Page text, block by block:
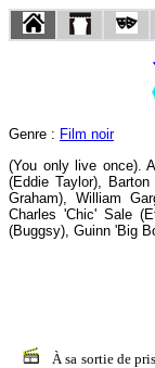
Genre : Film noir
(You only live once).
(Eddie Taylor),
Graham), William
Charles 'Chic' Sale
(Buggsy), Guinn 'Big
À sa sortie de